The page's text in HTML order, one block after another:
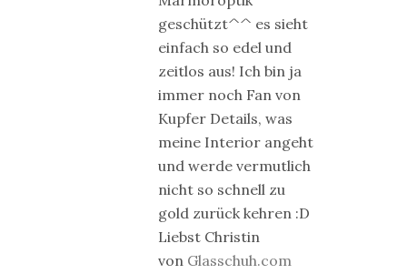
geschützt^^ es sieht
einfach so edel und
zeitlos aus! Ich bin ja
immer noch Fan von
Kupfer Details, was
meine Interior angeht
und werde vermutlich
nicht so schnell zu
gold zurück kehren :D
Liebst Christin
von Glasschuh.com